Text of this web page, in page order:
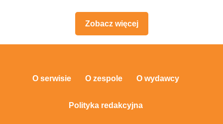
Zobacz więcej
O serwisie O zespole O wydawcy
Polityka redakcyjna